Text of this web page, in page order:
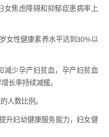
焦虑障碍和抑郁症患病率上
性健康素养水平达到30%以
少孕产妇贫血，孕产妇贫血
长率持续减缓。
人数比例。
妇幼健康服务能力，妇女健